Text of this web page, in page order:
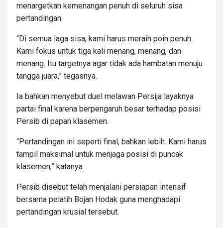
menargetkan kemenangan penuh di seluruh sisa
pertandingan.
“Di semua laga sisa, kami harus meraih poin penuh.
Kami fokus untuk tiga kali menang, menang, dan
menang. Itu targetnya agar tidak ada hambatan menuju
tangga juara,” tegasnya.
Ia bahkan menyebut duel melawan Persija layaknya
partai final karena berpengaruh besar terhadap posisi
Persib di papan klasemen.
“Pertandingan ini seperti final, bahkan lebih. Kami harus
tampil maksimal untuk menjaga posisi di puncak
klasemen,” katanya.
Persib disebut telah menjalani persiapan intensif
bersama pelatih Bojan Hodak guna menghadapi
pertandingan krusial tersebut.